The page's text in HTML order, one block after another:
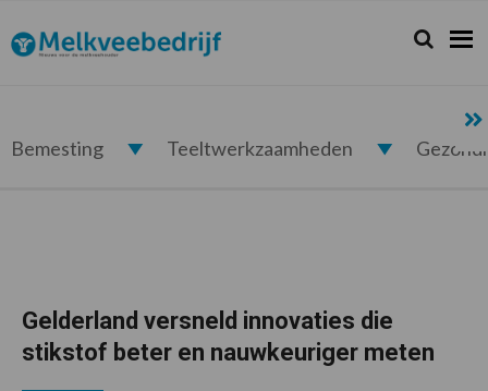
de
hoofdnavigatie
de
hoofd
de
eerste
de
voettekst
Melkveebedrijf.nl Zoeken...
Zoek
Bemesting Teeltwerkzaamheden
Gelderland versneld innovaties die
stikstof beter en nauwkeuriger meten